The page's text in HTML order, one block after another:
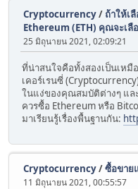
Cryptocurrency/ ถ้าให้เ
Ethereum (ETH) คุณจะเลื
25 มิถุนายน 2021, 02:09:21
ที่น่าสนใจคือทั้งสองเป็นเหมื
เคอร์เรนซี่
ในแง่ของคุณสมบัติต่างๆ แล
ควรซื้อ Ethereum หรือ
มาเรียนรู้เรื่องพื้นฐานกัน:
Cryptocurrency/ซื้อขาย
11 มิถุนายน 2021, 00:55:57